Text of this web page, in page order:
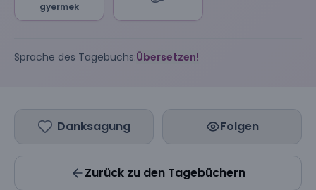
gyermek
Sprache des Tagebuchs:Übersetzen!
Danksagung Folgen
Zurück zu den Tagebüchern